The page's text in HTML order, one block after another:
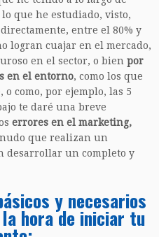
que he estudiado, visto,
entre el 80% y
logran cuajar en el mercado,
en el sector, o bien por
en el entorno, como los que
como, por ejemplo, las 5
te daré una breve
errores en el marketing,
que realizan un
desarrollar un completo y
y necesarios
hora de iniciar tu